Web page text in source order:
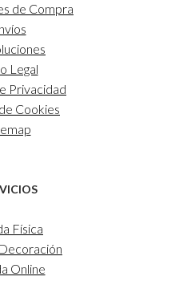
de Compra
Legal
Privacidad
Cookies
Física
Online